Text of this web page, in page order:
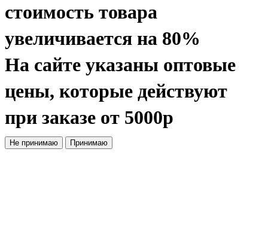
стоимость товара
увеличивается на 80%
На сайте указаны оптовые
цены, которые действуют
при заказе от 5000р
Не принимаю Принимаю